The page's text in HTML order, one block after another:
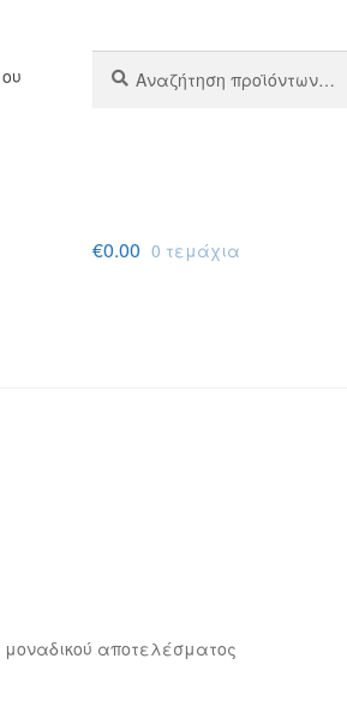
για:
€0.00 0 τεμάχια
αποτελέσματος